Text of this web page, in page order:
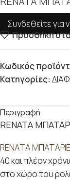
Συνδεθείτε για
Προσθήκη
Κωδικός
Κατηγορίες:
Περιγραφή
RENATA
RENATA
40 και πλέον
στο χώρο του